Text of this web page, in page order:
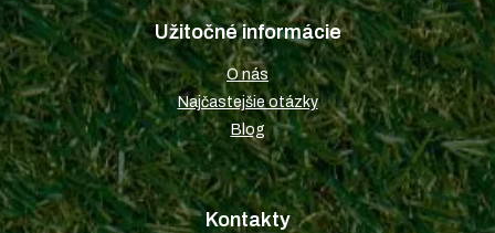
Užitočné informácie
O nás
Najčastejšie otázky
Blog
Kontakty